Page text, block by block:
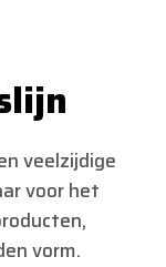
veelzijdige
voor het
vorm.